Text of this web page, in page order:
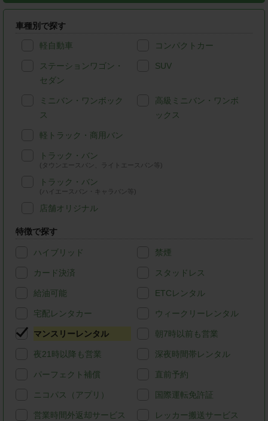
車種別で探す
軽自動車 コンパクトカー
ステーションワゴン・
セダン
SUV
ミニバン・ワンボック
ス
高級ミニバン・ワンボ
ックス
軽トラック・商用バン
トラック・バン
(タウンエースバン、ライトエースバン等)
トラック・バン
(ハイエースバン・キャラバン等)
店舗オリジナル
特徴で探す
ハイブリッド 禁煙
カード決済 スタッドレス
給油可能 ETCレンタル
宅配レンタカー ウィークリーレンタル
マンスリーレンタル 朝7時以前も営業
夜21時以降も営業 深夜時間帯レンタル
パーフェクト補償 直前予約
ニコパス（アプリ） 国際運転免許証
営業時間外返却サービス レッカー搬送サービス